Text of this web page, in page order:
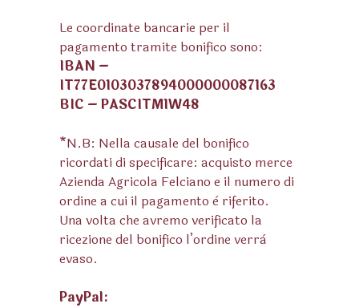
Le coordinate bancarie per il
pagamento tramite bonifico sono:
IBAN –
IT77E0103037894000000087163
BIC – PASCITM1W48
*N.B: Nella causale del bonifico
ricordati di specificare: acquisto merce
Azienda Agricola Felciano e il numero di
ordine a cui il pagamento è riferito.
Una volta che avremo verificato la
ricezione del bonifico l’ordine verrà
evaso.
PayPal: